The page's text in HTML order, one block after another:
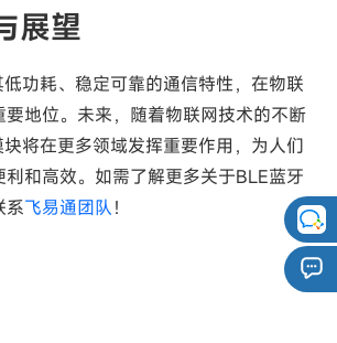
展望
低功耗、稳定可靠的通信特性，在物联
要地位。未来，随着物联网技术的不断
将在更多领域发挥重要作用，为人们
和高效。如需了解更多关于BLE蓝牙
系飞易通团队！